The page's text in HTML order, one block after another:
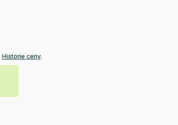
Historie ceny.